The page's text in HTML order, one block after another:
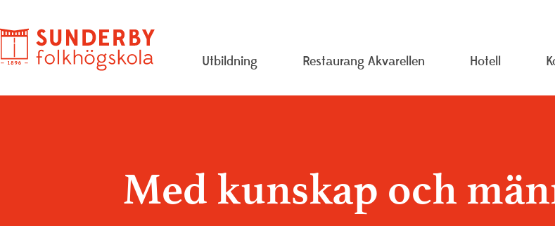
Utbildning Restaurang Akvarellen Hotell
Lediga jobb
Projekt
Resurscentrum
Med kunskap och